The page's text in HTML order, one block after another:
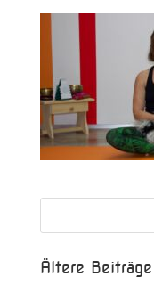
Ältere Beiträge